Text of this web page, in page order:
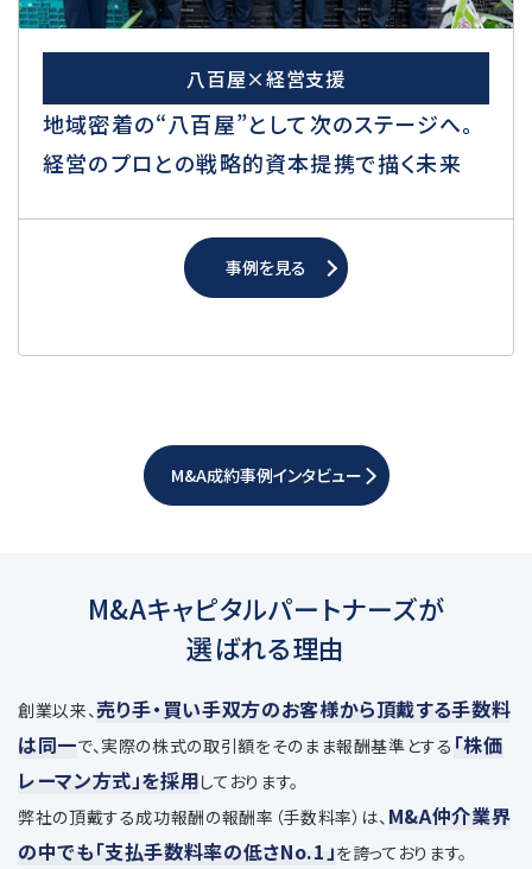
八百屋×経営支援
地域密着の“八百屋”として次のステージへ。
経営のプロとの戦略的資本提携で描く未来
事例を見る
M&A成約事例インタビュー
M&Aキャピタルパートナーズが
選ばれる理由
創業以来、売り手・買い手双方のお客様から頂戴する手数料
は同一で、実際の株式の取引額をそのまま報酬基準とする 「株価
レーマン方式」を採用しております。
弊社の頂戴する成功報酬の報酬率（手数料率）は、 M&A仲介業界
の中でも「支払手数料率の低さNo.1」を誇っております。